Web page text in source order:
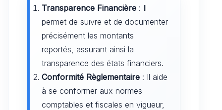
Transparence Financière : Il
permet de suivre et de documenter
précisément les montants
reportés, assurant ainsi la
transparence des états financiers.
Conformité Règlementaire : Il aide
à se conformer aux normes
comptables et fiscales en vigueur,